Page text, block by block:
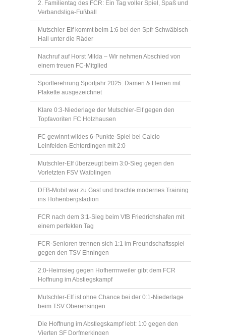
2. Familientag des FCR: Ein Tag voller Spiel, Spaß und
Verbandsliga-Fußball
Mutschler-Elf kommt beim 1:6 bei den Spfr Schwäbisch
Hall unter die Räder
Nachruf auf Horst Milda – Wir nehmen Abschied von
einem treuen FC-Mitglied
Sportlerehrung Sportjahr 2025: Damen & Herren mit
Plakette ausgezeichnet
Klare 0:3-Niederlage der Mutschler-Elf gegen den
Topfavoriten FC Holzhausen
FC gewinnt wildes 6-Punkte-Spiel bei Calcio
Leinfelden-Echterdingen mit 2:0
Mutschler-Elf überzeugt beim 3:0-Sieg gegen den
Vorletzten FSV Waiblingen
DFB-Mobil war zu Gast und brachte modernes Training
ins Hohenbergstadion
FCR nach dem 3:1-Sieg beim VfB Friedrichshafen mit
einem perfekten Tag
FCR-Senioren trennen sich 1:1 im Freundschaftsspiel
gegen den TSV Ehningen
2:0-Heimsieg gegen Hofherrnweiler gibt dem FCR
Hoffnung im Abstiegskampf
Mutschler-Elf ist ohne Chance bei der 0:1-Niederlage
beim TSV Oberensingen
Die Hoffnung im Abstiegskampf lebt: 1:0 gegen den
Vierten SF Dorfmerkingen